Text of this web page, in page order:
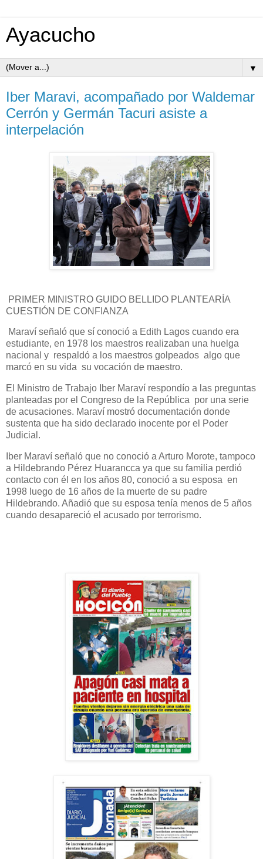
Ayacucho
▼
Iber Maravi, acompañado por Waldemar
Cerrón y Germán Tacuri asiste a
interpelación
PRIMER MINISTRO GUIDO BELLIDO PLANTEARÍA
CUESTIÓN DE CONFIANZA
Maraví señaló que sí conoció a Edith Lagos cuando era
estudiante, en 1978 los maestros realizaban una huelga
nacional y respaldó a los maestros golpeados algo que
marcó en su vida su vocación de maestro.
El Ministro de Trabajo Iber Maraví respondío a las preguntas
planteadas por el Congreso de la República por una serie
de acusaciones. Maraví mostró documentación donde
sustenta que ha sido declarado inocente por el Poder
Judicial.
Iber Maraví señaló que no conoció a Arturo Morote, tampoco
a Hildebrando Pérez Huarancca ya que su familia perdió
contacto con él en los años 80, conoció a su esposa en
1998 luego de 16 años de la muerte de su padre
Hildebrando. Añadió que su esposa tenía menos de 5 años
cuando desapareció el acusado por terrorismo.